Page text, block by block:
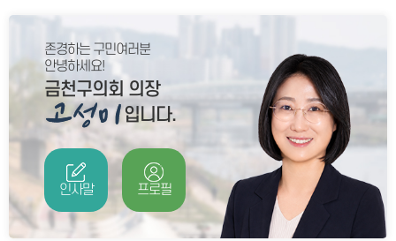
존경하는 구민여러분
안녕하세요!
금천구의회 의장
입니다.
인사말 프로필